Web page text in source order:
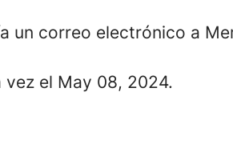
un correo electrónico a
el May 08, 2024.